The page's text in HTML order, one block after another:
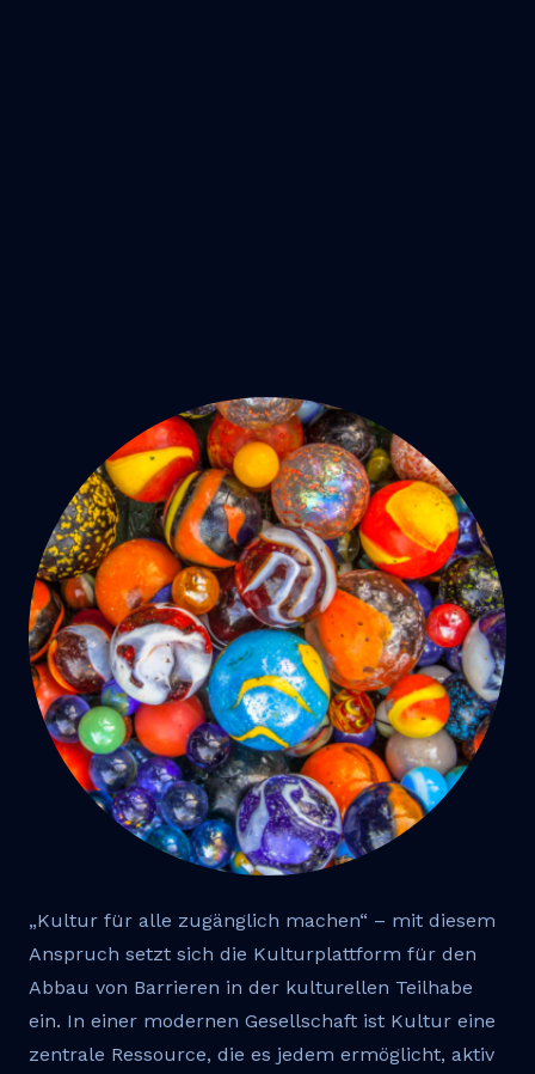
„Kultur für alle zugänglich machen“ – mit diesem
Anspruch setzt sich die Kulturplattform für den
Abbau von Barrieren in der kulturellen Teilhabe
ein. In einer modernen Gesellschaft ist Kultur eine
zentrale Ressource, die es jedem ermöglicht, aktiv